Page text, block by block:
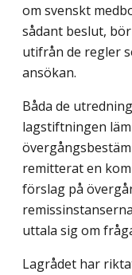
om svenskt
sådant beslut,
utifrån de regler
ansökan.
Båda de
lagstiftningen
remitterat en
förslag på
uttala sig om
Lagrådet har